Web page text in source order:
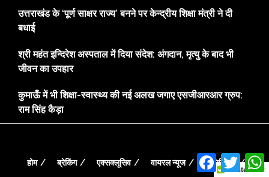
उत्तराखंड के ‘पूर्ण साक्षर राज्य’ बनने पर केन्द्रीय शिक्षा मंत्री ने दी
बधाई
श्री महंत इन्दिरेश अस्पताल में दिया संदेश: अंगदान, मृत्यु के बाद भी
जीवन का उपहार
कुमाऊँ में भी शिक्षा-स्वास्थ्य की नई अलख जगाए एसजीआरआर ग्रुप:
राम सिंह कैड़ा
होम ब्रेकिंग एक्सक्लूसिव वायरल न्यूज पॉलिटिकल
Facebook